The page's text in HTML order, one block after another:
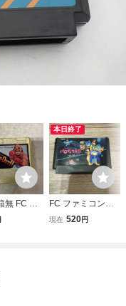
無 FC フ
パンチア
本日終了
FC ファミコンソ
フト パロディウス
現在 520円